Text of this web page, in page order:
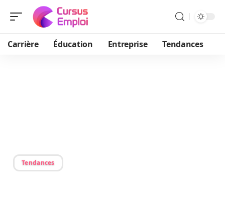
Carrière Éducation Entreprise Tendances
Tendances